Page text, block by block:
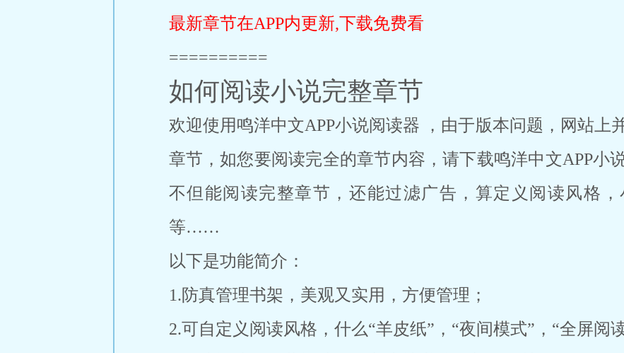
最新章节在APP内更新,下载免费看
==========
如何阅读小说完整章节
欢迎使用鸣洋中文APP小说阅读器 ，由于版本问题，网站上
章节，如您要阅读完全的章节内容，请下载鸣洋中文APP小
不但能阅读完整章节，还能过滤广告，算定义阅读风格
等……
以下是功能简介：
1.防真管理书架，美观又实用，方便管理；
2.可自定义阅读风格，什么“羊皮纸”，“夜间模式”，“全屏阅